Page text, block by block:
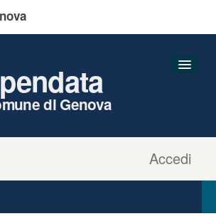
Accedi
di Genova